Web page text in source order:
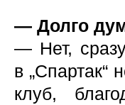
— Долго
— Нет,
в „Спартак“
клуб,